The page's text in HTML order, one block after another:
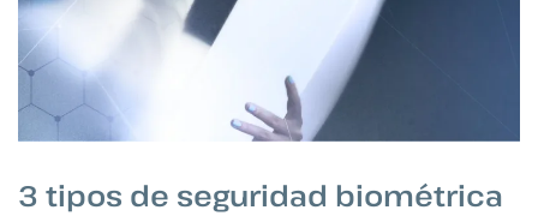
3 tipos de seguridad biométrica